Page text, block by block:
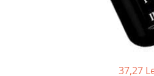
Osciloscoape TELEDYNE LECROY
37,27